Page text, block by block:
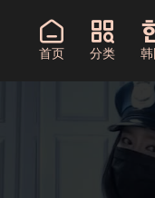
首页 分类 韩